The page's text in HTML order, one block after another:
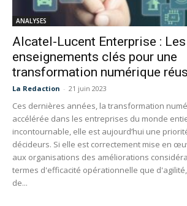
ANALYSES
Alcatel-Lucent Enterprise : Les
enseignements clés pour une
transformation numérique
La Redaction - 21 juin 2023
Ces dernières années, la transformation
accélérée dans les entreprises du monde
incontournable, elle est aujourd’hui une
décideurs. Si elle est correctement mise en
aux organisations des améliorations
termes d'efficacité opérationnelle que
de...